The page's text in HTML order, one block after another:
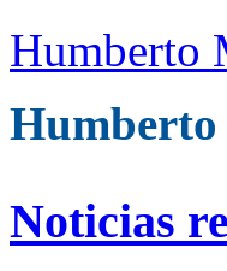
Humberto
Humberto
Noticias